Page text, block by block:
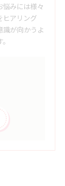
みには様々
ヒアリング
識が向かうよ